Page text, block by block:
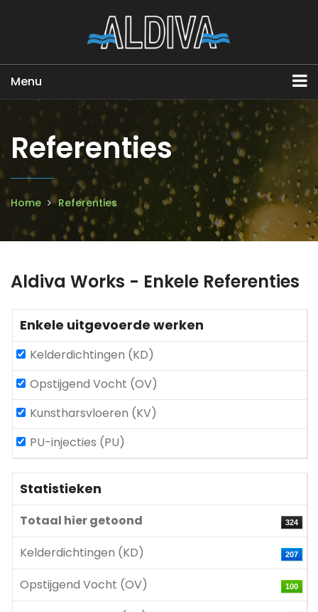
Menu
Referenties
Home Referenties
Aldiva Works - Enkele Referenties
Enkele uitgevoerde werken
Kelderdichtingen (KD)
Opstijgend Vocht (OV)
Kunstharsvloeren (KV)
PU-injecties (PU)
Statistieken
Totaal hier getoond 324
Kelderdichtingen (KD) 207
Opstijgend Vocht (OV) 100